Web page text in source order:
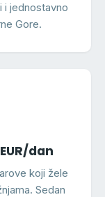
i jednostavno
Gore.
dan
koji žele
Sedan